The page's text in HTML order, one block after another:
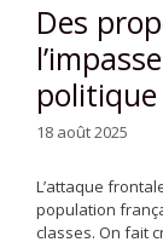
Des
18 août 2025
L’attaque
population
classes. On fait